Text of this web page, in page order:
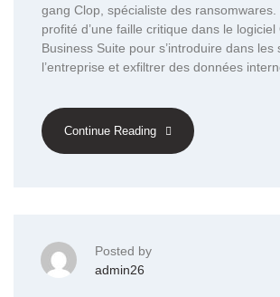
gang Clop, spécialiste des
profité d’une faille critique dans le logiciel
Business Suite pour s’introduire dans les
l’entreprise et exfiltrer des données
Continue Reading
Posted by
admin26